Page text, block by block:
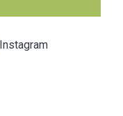
Instagram